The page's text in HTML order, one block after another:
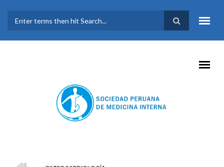
FORMULARIO DE
BÚSQUEDA